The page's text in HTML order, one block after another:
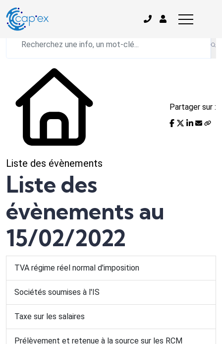
L'actualité du mois
Liste des évènements
Partager sur :
Liste des
évènements au
15/02/2022
TVA régime réel normal d'imposition
Sociétés soumises à l'IS
Taxe sur les salaires
Prélèvement et retenue à la source sur les RCM